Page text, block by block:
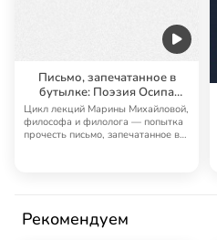
Письмо, запечатанное в
бутылке: Поэзия Осипа
Мандельштама
Цикл лекций Марины Михайловой,
философа и филолога — попытка
прочесть письмо, запечатанное в
Рекомендуем